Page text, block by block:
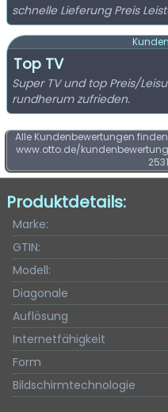
schnelle Lieferung Preis
Top TV
Super TV und top Preis/
rundherum zufrieden.
Alle Kundenbewertungen
www.otto.de/
Produktdetails:
Marke:
GTIN:
Modell:
Diagonale
Auflösung
Internetfähigkeit
Form
Bildschirmtechnologie